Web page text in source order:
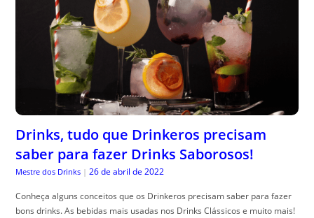
Drinks, tudo que Drinkeros precisam
saber para fazer Drinks Saborosos!
Mestre dos Drinks | 26 de abril de 2022
Conheça alguns conceitos que os Drinkeros precisam saber para fazer
bons drinks. As bebidas mais usadas nos Drinks Clássicos e muito mais!